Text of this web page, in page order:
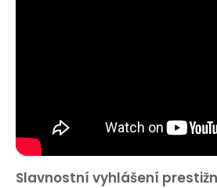
Slavnostní vyhlášení